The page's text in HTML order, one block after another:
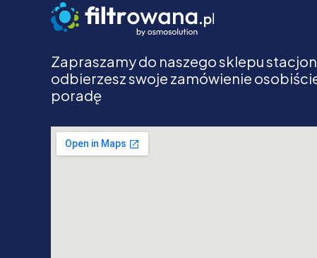
Zapraszamy do naszego sklepu
odbierzesz swoje zamówienie
poradę